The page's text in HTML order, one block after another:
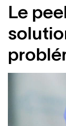
Le